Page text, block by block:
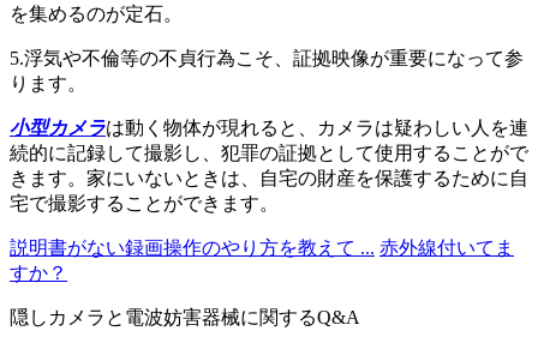
を集めるのが定石。
5.浮気や不倫等の不貞行為こそ、証拠映像が重要になって参
ります。
小型カメラは動く物体が現れると、カメラは疑わしい人を連
続的に記録して撮影し、犯罪の証拠として使用することがで
きます。家にいないときは、自宅の財産を保護するために自
宅で撮影することができます。
説明書がない録画操作のやり方を教えて ... 赤外線付いてま
すか？
隠しカメラと電波妨害器械に関するQ&A